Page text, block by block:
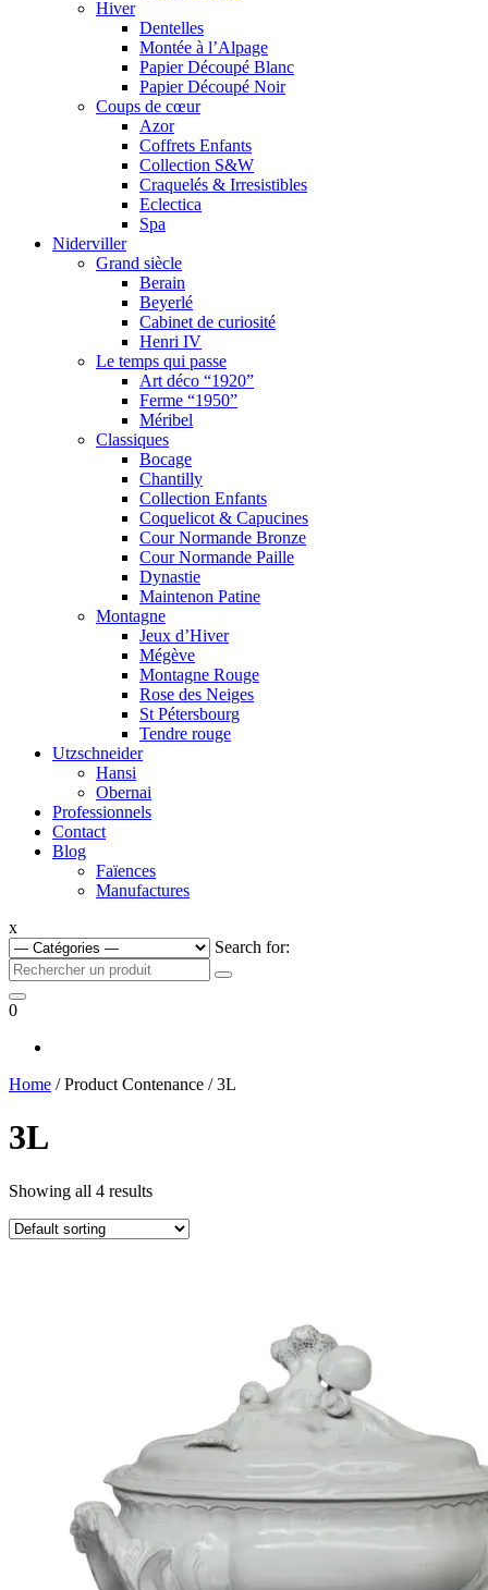
Hiver
Dentelles
Montée à l’Alpage
Papier Découpé Blanc
Papier Découpé Noir
Coups de cœur
Azor
Coffrets Enfants
Collection S&W
Craquelés & Irresistibles
Eclectica
Spa
Niderviller
Grand siècle
Berain
Beyerlé
Cabinet de curiosité
Henri IV
Le temps qui passe
Art déco “1920”
Ferme “1950”
Méribel
Classiques
Bocage
Chantilly
Collection Enfants
Coquelicot & Capucines
Cour Normande Bronze
Cour Normande Paille
Dynastie
Maintenon Patine
Montagne
Jeux d’Hiver
Mégève
Montagne Rouge
Rose des Neiges
St Pétersbourg
Tendre rouge
Utzschneider
Hansi
Obernai
Professionnels
Contact
Blog
Faïences
Manufactures
x
Search for:
0
Home / Product Contenance / 3L
3L
Showing all 4 results